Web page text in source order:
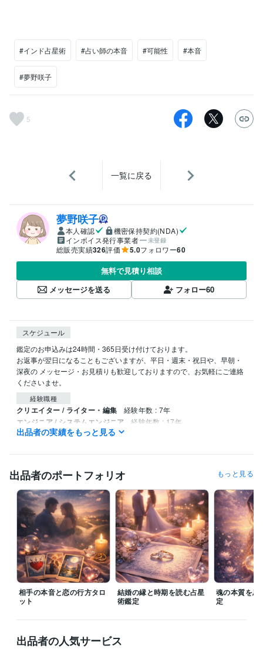
#インド占星術 #占い師の本音 #可能性 #本音
#夢野咲子
5
一覧に戻る
夢野咲子
本人確認
機密保持契約(NDA)
インボイス発行事業者
未登録
総販売実績326評価 5.0フォロワー60
無料で見積り相談
メッセージを送る
フォロー60
スケジュール
鑑定のお申込みは24時間・365日受け付けております。
お返事が翌日になることもございますが、平日・週末・祝日や、早朝・
深夜の メッセージ・お見積りも歓迎しておりますので、お気軽にご連絡
くださいませ。
経験職種
クリエイター / ライター・編集 経験年数 : 7年
エンジニア / システムエンジニア 経験年数 : 17年
PM・PO・ディレクター / プロジェクトリーダー
ライフスタイル・その他 / 占い師 経験年数 : 12年
受賞歴
『復縁の教科書』サイトの占い記事を監修 「12星座×4血液型で解
読！当たる恋愛占い 相性診断大全」著 スピリチュアル記事連載（心
の整え方） 鑑定文の書き方と構成ワーク講座
資格・検定
メンタル心理カウンセラー 取得年 : 2023年
ビジネス・クリエイティブツール
STORES:2年Canva:4年
得意分野
要なメッセージをお届け インド星読みで未来をズバッと占います
出品者の実績をもっと見る
出品者のポートフォリオ もっと見る
相手の本音と恋の行方タロ
ット
結婚の縁と時期を読む占星
術鑑定
魂の本質を思
定
出品者の人気サービス